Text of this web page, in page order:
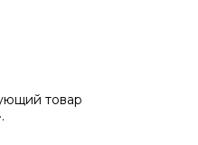
товар